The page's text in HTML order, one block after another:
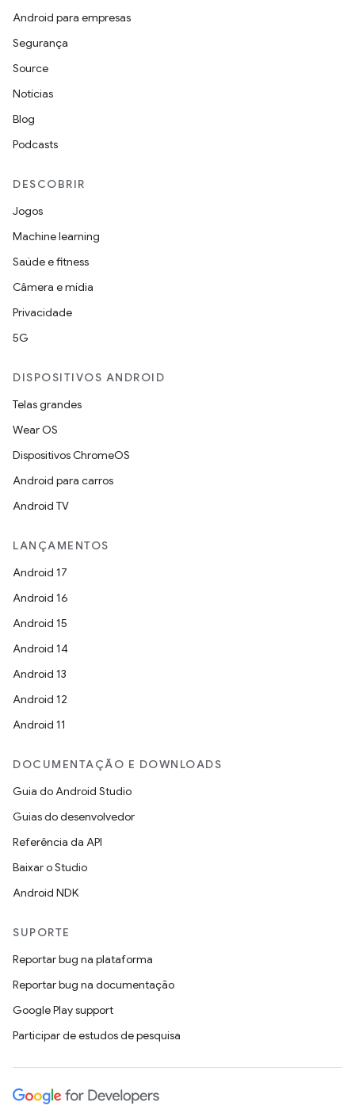
Android para empresas
Segurança
Source
Notícias
Blog
Podcasts
DESCOBRIR
Jogos
Machine learning
Saúde e fitness
Câmera e mídia
Privacidade
5G
DISPOSITIVOS ANDROID
Telas grandes
Wear OS
Dispositivos ChromeOS
Android para carros
Android TV
LANÇAMENTOS
Android 17
Android 16
Android 15
Android 14
Android 13
Android 12
Android 11
DOCUMENTAÇÃO E DOWNLOADS
Guia do Android Studio
Guias do desenvolvedor
Referência da API
Baixar o Studio
Android NDK
SUPORTE
Reportar bug na plataforma
Reportar bug na documentação
Google Play support
Participar de estudos de pesquisa